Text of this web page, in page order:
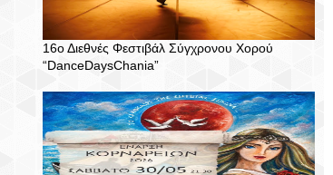
16ο Διεθνές Φεστιβάλ Σύγχρονου Χορού
“DanceDaysChania”